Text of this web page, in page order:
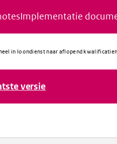
Implementatie
in loondienst naar aflopend
versie